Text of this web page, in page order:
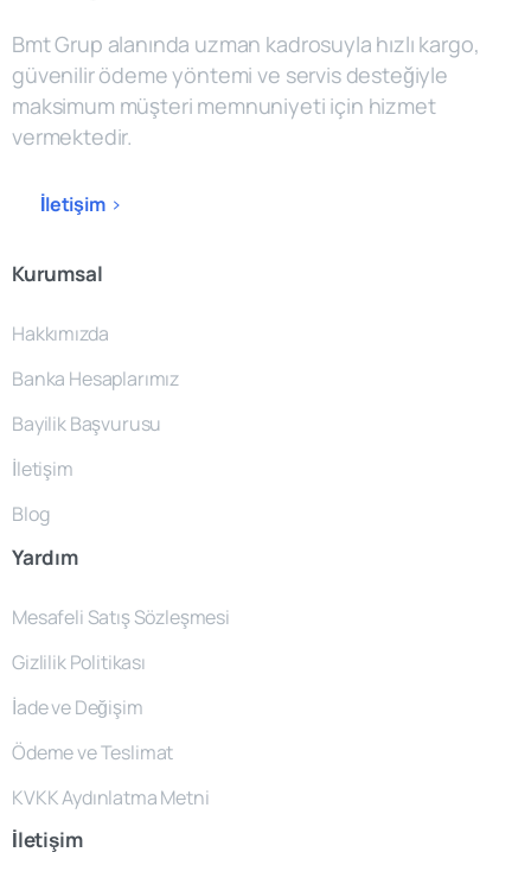
Bmt Grup alanında uzman kadrosuyla hızlı kargo,
güvenilir ödeme yöntemi ve servis desteğiyle
maksimum müşteri memnuniyeti için hizmet
vermektedir.
İletişim
Kurumsal
Hakkımızda
Banka Hesaplarımız
Bayilik Başvurusu
İletişim
Blog
Yardım
Mesafeli Satış Sözleşmesi
Gizlilik Politikası
İade ve Değişim
Ödeme ve Teslimat
KVKK Aydınlatma Metni
İletişim